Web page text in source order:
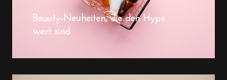
Beauty-Neuheiten, die den Hype
wert sind